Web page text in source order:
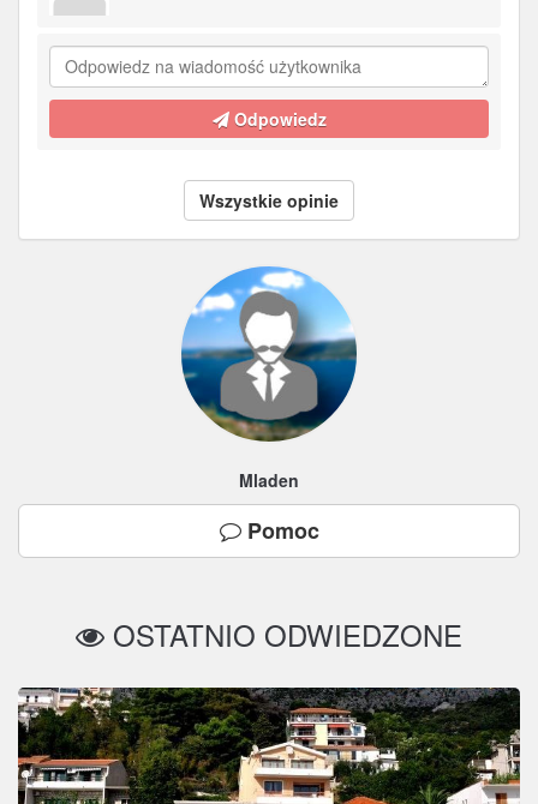
Odpowiedz
Wszystkie opinie
Mladen
Pomoc
OSTATNIO ODWIEDZONE